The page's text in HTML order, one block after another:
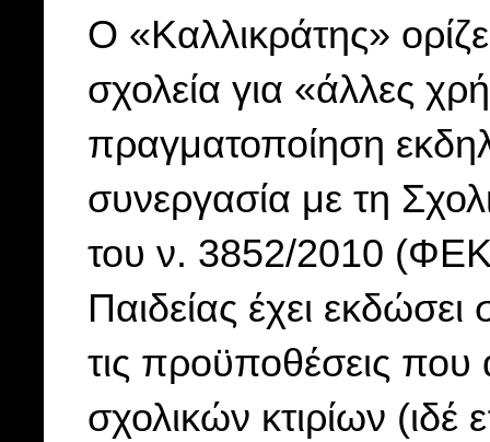
Ο «Καλλικράτης»
σχολεία για «άλλες
πραγματοποίηση
συνεργασία με τη
του ν. 3852/2010 (ΦΕΚ
Παιδείας έχει εκδώσει
τις προϋποθέσεις
σχολικών κτιρίων